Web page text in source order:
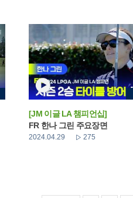
[JM 이글 LA 챔피언십]
FR 한나 그린 주요장면
2024.04.29 275